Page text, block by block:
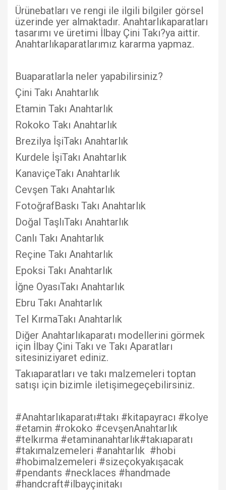
Ürünebatları ve rengi ile ilgili bilgiler görsel
üzerinde yer almaktadır. Anahtarlıkaparatları
tasarımı ve üretimi İlbay Çini Takı?ya aittir.
Anahtarlıkaparatlarımız kararma yapmaz.
Buaparatlarla neler yapabilirsiniz?
Çini Takı Anahtarlık
Etamin Takı Anahtarlık
Rokoko Takı Anahtarlık
Brezilya İşiTakı Anahtarlık
Kurdele İşiTakı Anahtarlık
KanaviçeTakı Anahtarlık
Cevşen Takı Anahtarlık
FotoğrafBaskı Takı Anahtarlık
Doğal TaşlıTakı Anahtarlık
Canlı Takı Anahtarlık
Reçine Takı Anahtarlık
Epoksi Takı Anahtarlık
İğne OyasıTakı Anahtarlık
Ebru Takı Anahtarlık
Tel KırmaTakı Anahtarlık
Diğer Anahtarlıkaparatı modellerini görmek
için İlbay Çini Takı ve Takı Aparatları
sitesiniziyaret ediniz.
Takıaparatları ve takı malzemeleri toptan
satışı için bizimle iletişimegeçebilirsiniz.
#Anahtarlıkaparatı#takı #kitapayracı #kolye
#etamin #rokoko #cevşenAnahtarlık
#telkırma #etaminanahtarlık#takıaparatı
#takımalzemeleri #anahtarlık #hobi
#hobimalzemeleri #sizeçokyakışacak
#pendants #necklaces #handmade
#handcraft#ilbayçinitakı